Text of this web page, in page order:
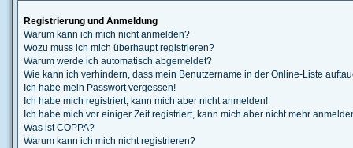
Registrierung und Anmeldung
Warum kann ich mich nicht anmelden?
Wozu muss ich mich überhaupt registrieren?
Warum werde ich automatisch abgemeldet?
Wie kann ich verhindern, dass mein Benutzername in der Online-Liste
Ich habe mein Passwort vergessen!
Ich habe mich registriert, kann mich aber nicht anmelden!
Ich habe mich vor einiger Zeit registriert, kann mich aber nicht mehr
Was ist COPPA?
Warum kann ich mich nicht registrieren?